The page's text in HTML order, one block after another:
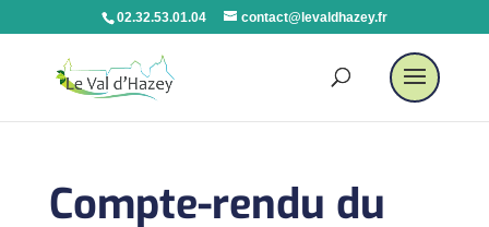
02.32.53.01.04 contact@levaldhazey.fr
Compte-rendu du